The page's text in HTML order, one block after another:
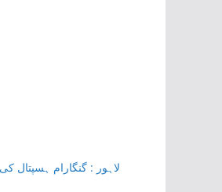
لاہور : گنگارام ہسپتال